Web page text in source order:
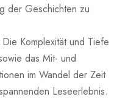
der Geschichten zu
Die Komplexität⁣ und Tiefe
‍das Mit- ⁤und
im Wandel der Zeit
Leseerlebnis.